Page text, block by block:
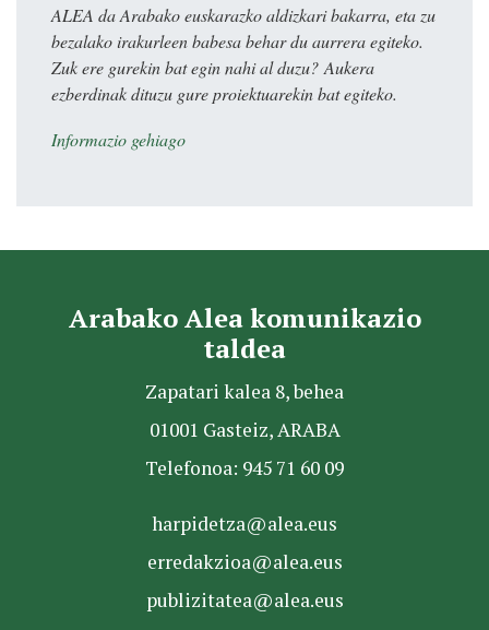
ALEA da Arabako euskarazko aldizkari bakarra, eta zu
bezalako irakurleen babesa behar du aurrera egiteko.
Zuk ere gurekin bat egin nahi al duzu? Aukera
ezberdinak dituzu gure proiektuarekin bat egiteko.
Informazio gehiago
Arabako Alea komunikazio
taldea
Zapatari kalea 8, behea
01001 Gasteiz, ARABA
Telefonoa: 945 71 60 09
harpidetza@alea.eus
erredakzioa@alea.eus
publizitatea@alea.eus